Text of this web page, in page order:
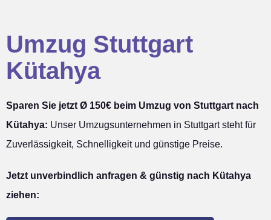
Umzug Stuttgart
Kütahya
Sparen Sie jetzt Ø 150€ beim Umzug von Stuttgart nach
Kütahya: Unser Umzugsunternehmen in Stuttgart steht für
Zuverlässigkeit, Schnelligkeit und günstige Preise.
Jetzt unverbindlich anfragen & günstig nach Kütahya
ziehen: